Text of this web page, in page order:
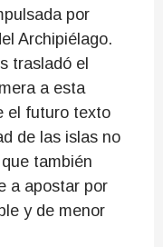
por
Archipiélago.
trasladó el
a esta
el futuro texto
de las islas no
también
a apostar por
y de menor